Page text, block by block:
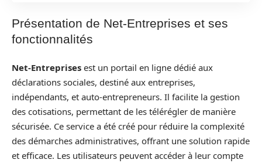
Présentation de Net-Entreprises et ses
fonctionnalités
Net-Entreprises est un portail en ligne dédié aux
déclarations sociales, destiné aux entreprises,
indépendants, et auto-entrepreneurs. Il facilite la gestion
des cotisations, permettant de les télérégler de manière
sécurisée. Ce service a été créé pour réduire la complexité
des démarches administratives, offrant une solution rapide
et efficace. Les utilisateurs peuvent accéder à leur compte